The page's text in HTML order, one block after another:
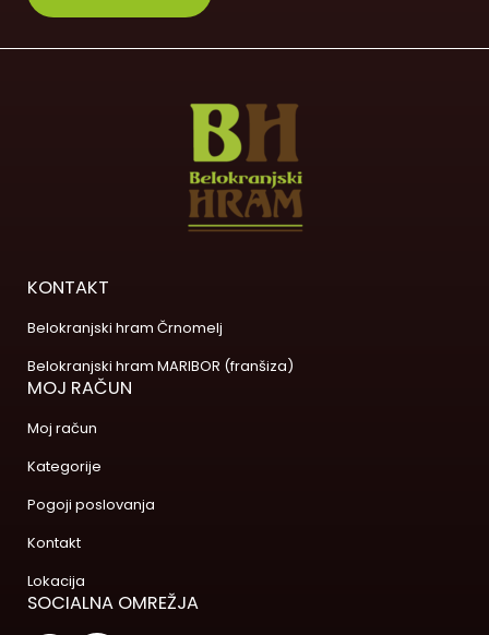
KONTAKT
Belokranjski hram Črnomelj
Belokranjski hram MARIBOR (franšiza)
MOJ RAČUN
Moj račun
Kategorije
Pogoji poslovanja
Kontakt
Lokacija
SOCIALNA OMREŽJA